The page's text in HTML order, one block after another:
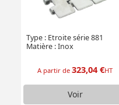
Type : Etroite série 881
Matière : Inox
A partir de323,04 €HT
Voir